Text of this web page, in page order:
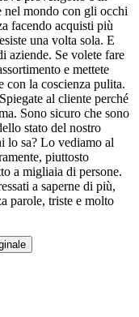
nel mondo con gli occhi
facendo acquisti più
una volta sola. E
aziende. Se volete fare
e mettete
con la coscienza pulita.
al cliente perché
Sono sicuro che sono
stato del nostro
lo sa? Lo vediamo al
piuttosto
a migliaia di persone.
a saperne di più,
parole, triste e molto